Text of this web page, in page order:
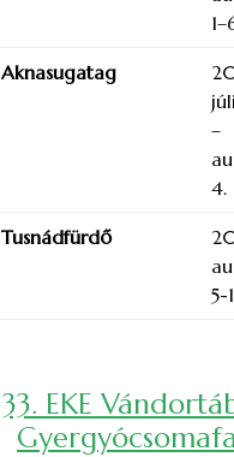
Aknasugatag
–
4.
Tusnádfürdő
5-
33. EKE